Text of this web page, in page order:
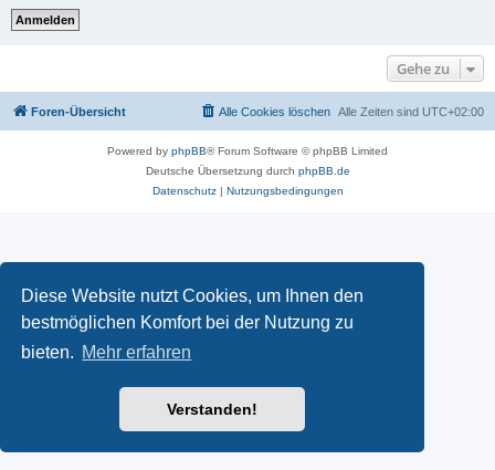
Diese Website nutzt Cookies, um Ihnen den
bestmöglichen Komfort bei der Nutzung zu
bieten. Mehr erfahren
Verstanden!
Gehe zu
Foren-Übersicht Alle Zeiten sind UTC+02:00
Alle Cookies löschen
Powered by phpBB® Forum Software © phpBB Limited
Deutsche Übersetzung durch phpBB.de
Datenschutz| Nutzungsbedingungen